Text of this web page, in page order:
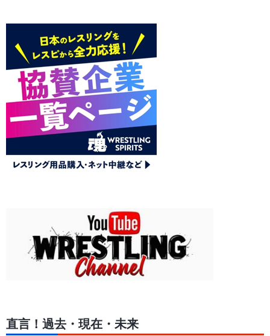
直言！過去・現在・未来